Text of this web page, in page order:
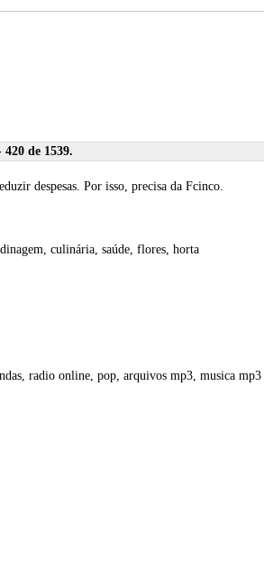
de 1539.
despesas. Por isso, precisa da Fcinco.
culinária, saúde, flores, horta
radio online, pop, arquivos mp3, musica mp3